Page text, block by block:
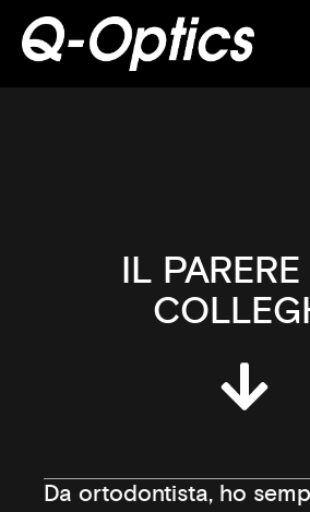
IL
Da ortodontista, ho